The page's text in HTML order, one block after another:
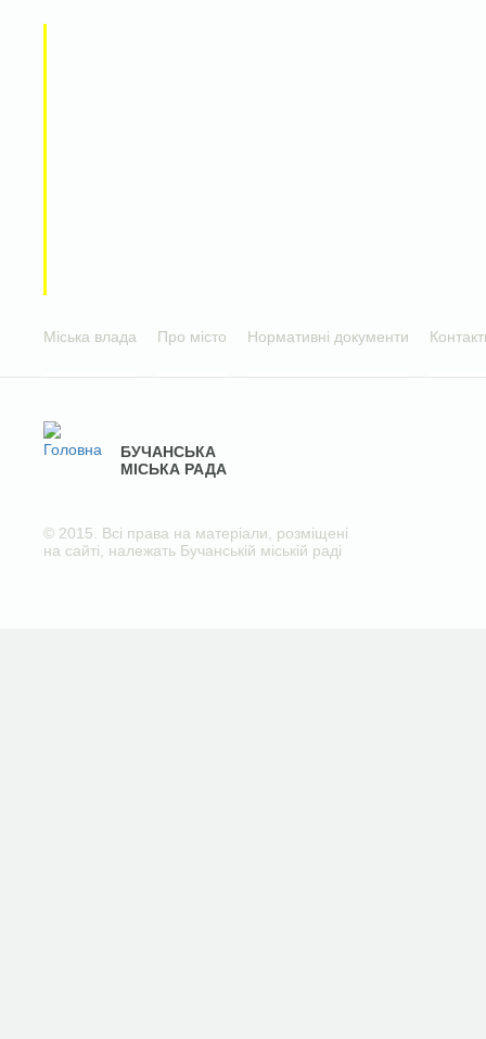
Міська влада Про місто Нормативні документи
БУЧАНСЬКА
МІСЬКА РАДА
© 2015. Всі права на матеріали, розміщені
на сайті, належать Бучанській міській раді